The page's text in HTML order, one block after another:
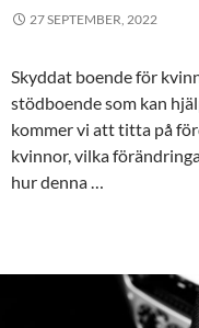
27 SEPTEMBER, 2022
Skyddat boende för
stödboende som kan
kommer vi att titta på
kvinnor, vilka
hur denna …